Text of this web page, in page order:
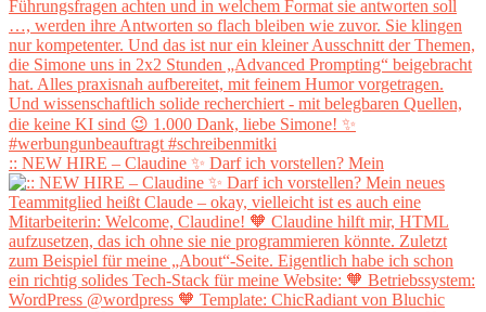
:: NEW HIRE – Claudine ✨ Darf ich vorstellen? Mein